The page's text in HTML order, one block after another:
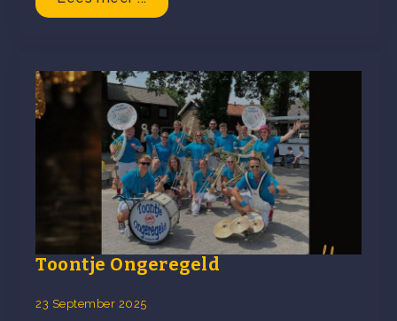
Toontje Ongeregeld
23 September 2025